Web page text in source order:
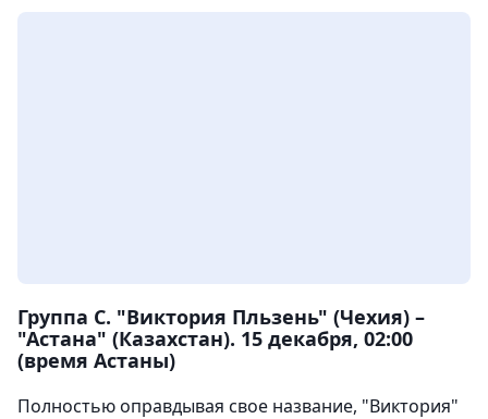
Группа С. "Виктория Пльзень" (Чехия) –
"Астана" (Казахстан). 15 декабря, 02:00
(время Астаны)
Полностью оправдывая свое название, "Виктория"